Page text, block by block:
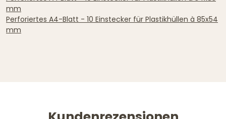
mm
Perforiertes A4-Blatt - 10 Einstecker für Plastikhüllen à 85x54
mm